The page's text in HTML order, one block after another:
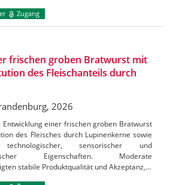
Zugang
frischen groben Bratwurst mit
des Fleischanteils durch
2026
einer frischen groben Bratwurst
des Fleisches durch Lupinenkerne sowie
sensorischer und
Eigenschaften. Moderate
stabile Produktqualität und Akzeptanz,…